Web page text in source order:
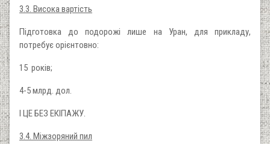
3.3. Висока вартість
Підготовка до подорожі лише на Уран, для прикладу,
потребує орієнтовно:
15 років;
4-5 млрд. дол.
І ЦЕ БЕЗ ЕКІПАЖУ.
3.4. Міжзоряний пил